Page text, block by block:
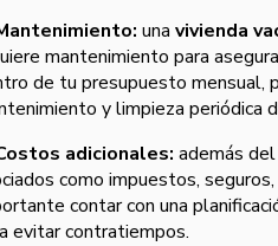
una vivienda
mantenimiento para
de tu presupuesto mensual,
y limpieza periódica
adicionales: además
como impuestos,
contar con una
evitar contratiempos.